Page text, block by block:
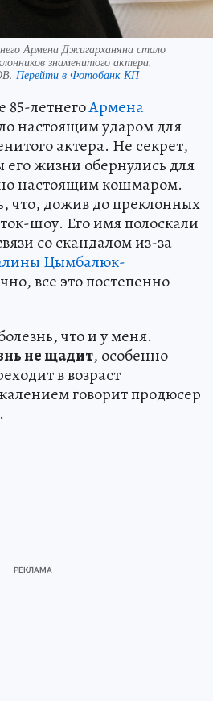
Армена Джигарханяна стало
знаменитого актера.
Перейти в Фотобанк КП
85-летнегоАрмена
настоящим ударом для
актера. Не секрет,
его жизни обернулись для
настоящим кошмаром.
что, дожив до преклонных
шоу. Его имя полоскали
со скандалом из-за
Цымбалюк-
все это постепенно
что и у меня.
не щадит, особенно
в возраст
говорит продюсер